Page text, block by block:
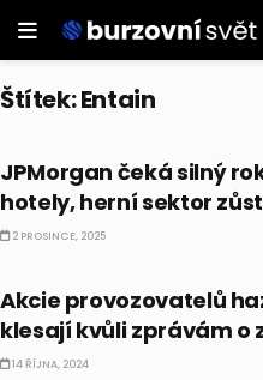
Štítek:Entain
JPMorgan čeká silný
hotely, herní sektor
2 PROSINCE, 2025
Akcie provozovatelů
klesají kvůli zprávám o
14 ŘÍJNA, 2024